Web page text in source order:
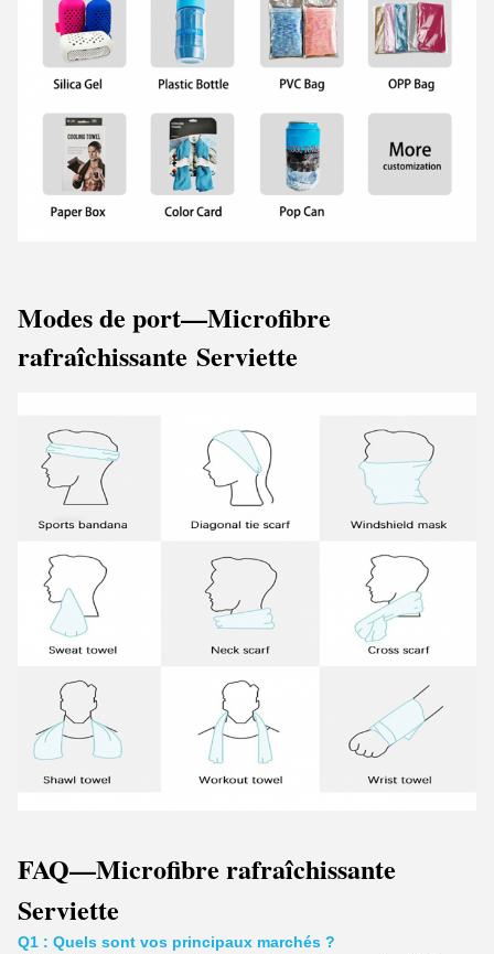
Modes de port—Microfibre
rafraîchissante Serviette
FAQ—Microfibre rafraîchissante
Serviette
Q1 : Quels sont vos principaux marchés ?